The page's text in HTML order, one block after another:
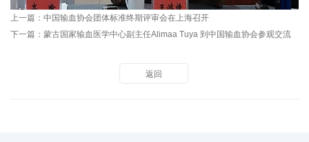
上一篇： 中国输血协会团体标准终期评审会在上海召开
下一篇： 蒙古国家输血医学中心副主任Alimaa Tuya 到中国输血协会参观交流
返回